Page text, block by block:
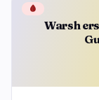
Warsh
🩸